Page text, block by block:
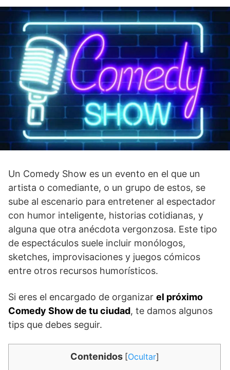
Un Comedy Show es un evento en el que un
artista o comediante, o un grupo de estos, se
sube al escenario para entretener al espectador
con humor inteligente, historias cotidianas, y
alguna que otra anécdota vergonzosa. Este tipo
de espectáculos suele incluir monólogos,
sketches, improvisaciones y juegos cómicos
entre otros recursos humorísticos.
Si eres el encargado de organizar el próximo
Comedy Show de tu ciudad, te damos algunos
tips que debes seguir.
Contenidos [Ocultar]